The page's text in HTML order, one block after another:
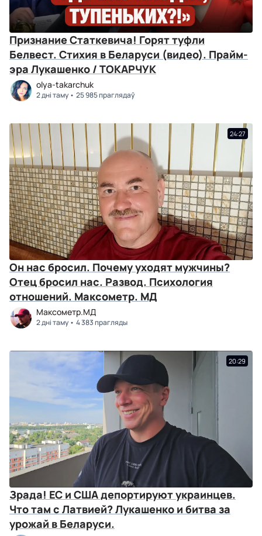
Признание Статкевича! Горят туфли
Белвест. Стихия в Беларуси (видео). Прайм-
эра Лукашенко / ТОКАРЧУК
olya-takarchuk
2 дні таму 25 985 праглядаў
24:27
Он нас бросил. Почему уходят мужчины?
Отец бросил нас. Развод. Психология
отношений. Максометр. МД
Максометр.МД
2 дні таму 4 383 прагляды
20:29
Зрада! ЕС и США депортируют украинцев.
Что там с Латвией? Лукашенко и битва за
урожай в Беларуси.